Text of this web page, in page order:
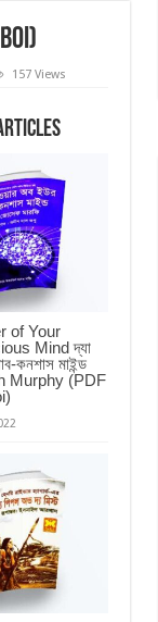
157 Views
of Your
Mind দ্যা
কনশাস মাইন্ড
Murphy (PDF